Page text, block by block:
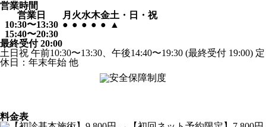
営業時間
営業日
月 火水木金土・日・祝
10:30〜13:30
15:40〜20:30
最終受付 20:00
● ● ● ● ● ▲
土日祝 午前10:30〜13:30、午後14:40〜19:30 (最終受付 19:00) 定
休日：年末年始 他
料金表